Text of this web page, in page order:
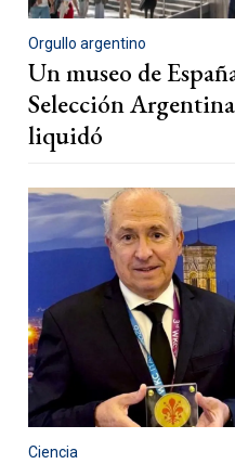
Orgullo argentino
Un museo de
Selección
liquidó
Ciencia